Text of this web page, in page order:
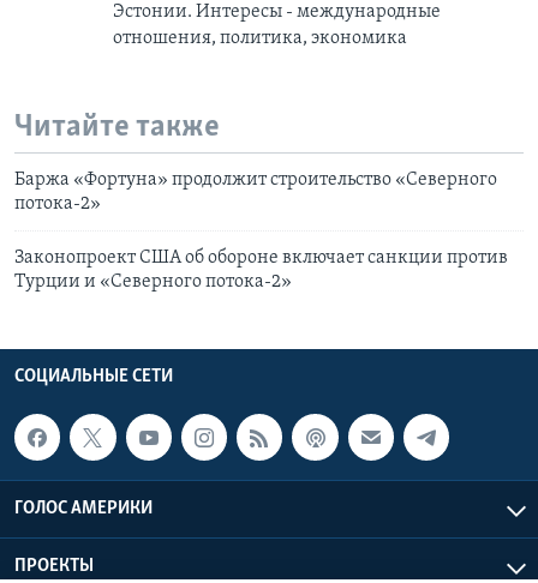
Эстонии. Интересы - международные
отношения, политика, экономика
Читайте также
Баржа «Фортуна» продолжит строительство «Северного
потока-2»
Законопроект США об обороне включает санкции против
Турции и «Северного потока-2»
СОЦИАЛЬНЫЕ СЕТИ
ГОЛОС АМЕРИКИ
ПРОЕКТЫ